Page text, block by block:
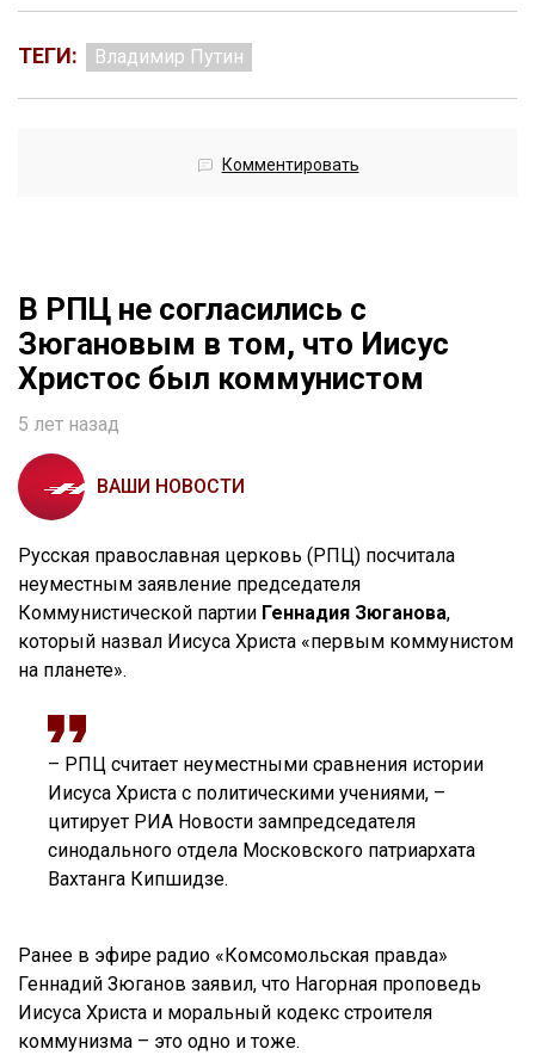
ТЕГИ: Владимир Путин
Комментировать
В РПЦ не согласились с
Зюгановым в том, что Иисус
Христос был коммунистом
5 лет назад
ВАШИ НОВОСТИ
Русская православная церковь (РПЦ) посчитала
неуместным заявление председателя
Коммунистической партии Геннадия Зюганова,
который назвал Иисуса Христа «первым коммунистом
на планете».
– РПЦ считает неуместными сравнения истории
Иисуса Христа с политическими учениями, –
цитирует РИА Новости зампредседателя
синодального отдела Московского патриархата
Вахтанга Кипшидзе.
Ранее в эфире радио «Комсомольская правда»
Геннадий Зюганов заявил, что Нагорная проповедь
Иисуса Христа и моральный кодекс строителя
коммунизма – это одно и тоже.